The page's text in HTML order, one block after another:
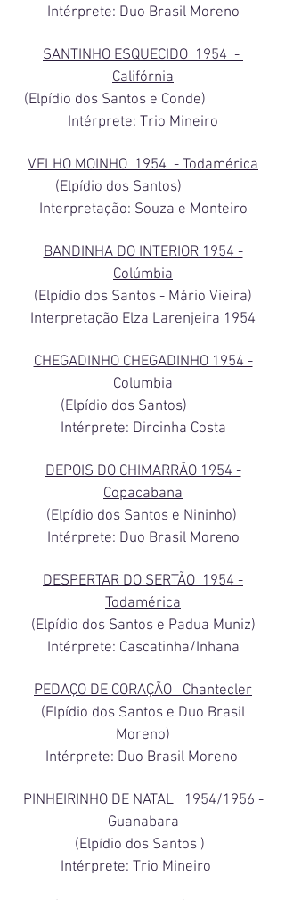
Intérprete: Duo Brasil Moreno
SANTINHO ESQUECIDO 1954 -
Califórnia
(Elpídio dos Santos e Conde)
Intérprete: Trio Mineiro
VELHO MOINHO 1954 - Todamérica
(Elpídio dos Santos)
Interpretação: Souza e Monteiro
BANDINHA DO INTERIOR 1954 -
Colúmbia
(Elpídio dos Santos - Mário Vieira)
Interpretação Elza Larenjeira 1954
CHEGADINHO CHEGADINHO 1954 -
Columbia
(Elpídio dos Santos)
Intérprete: Dircinha Costa
DEPOIS DO CHIMARRÃO 1954 -
Copacabana
(Elpídio dos Santos e Nininho)
Intérprete: Duo Brasil Moreno
DESPERTAR DO SERTÃO 1954 -
Todamérica
(Elpídio dos Santos e Padua Muniz)
Intérprete: Cascatinha/Inhana
PEDAÇO DE CORAÇÃO Chantecler
(Elpídio dos Santos e Duo Brasil
Moreno)
Intérprete: Duo Brasil Moreno
PINHEIRINHO DE NATAL 1954/1956 -
Guanabara
(Elpídio dos Santos )
Intérprete: Trio Mineiro